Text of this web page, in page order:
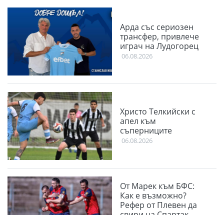
Арда със сериозен
трансфер, привлече
играч на Лудогорец
06.08.2026
Христо Телкийски с
апел към
съперниците
06.08.2026
От Марек към БФС:
Как е възможно?
Рефер от Плевен да